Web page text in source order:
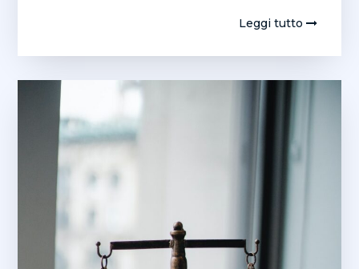
Leggi tutto